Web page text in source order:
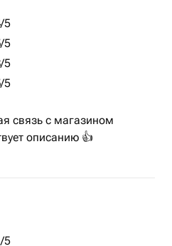
/5
/5
/5
/5
связь с магазином
описанию 👍
/5